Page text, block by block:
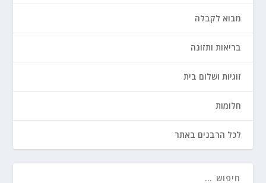
מבוא לקבלה
בריאות ותזונה
זוגיות ושלום בית
חלומות
לכל הרבנים באתר